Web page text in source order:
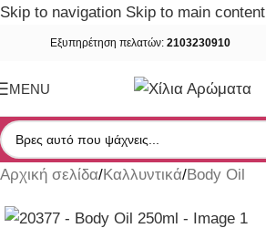
Skip to navigation Skip to main content
Εξυπηρέτηση πελατών: 2103230910
MENU
Αρχική σελίδα/Καλλυντικά/Body Oil